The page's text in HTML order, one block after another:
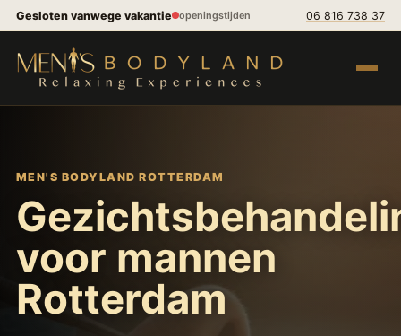
Spring naar inhoud
Gesloten vanwege vakantie openingstijden 06 816 738 37
Menu
MEN'S BODYLAND ROTTERDAM
voor mannen
Rotterdam